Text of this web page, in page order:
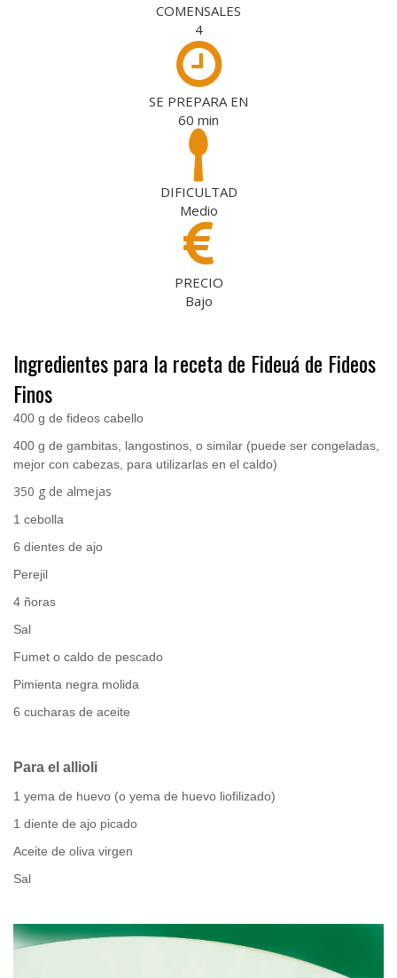
COMENSALES
4
SE PREPARA EN
60 min
DIFICULTAD
Medio
PRECIO
Bajo
Ingredientes para la receta de Fideuá de Fideos
Finos
400 g de fideos cabello
400 g de gambitas, langostinos, o similar (puede ser congeladas,
mejor con cabezas, para utilizarlas en el caldo)
350 g de almejas
1 cebolla
6 dientes de ajo
Perejil
4 ñoras
Sal
Fumet o caldo de pescado
Pimienta negra molida
6 cucharas de aceite
Para el allioli
1 yema de huevo (o yema de huevo liofilizado)
1 diente de ajo picado
Aceite de oliva virgen
Sal